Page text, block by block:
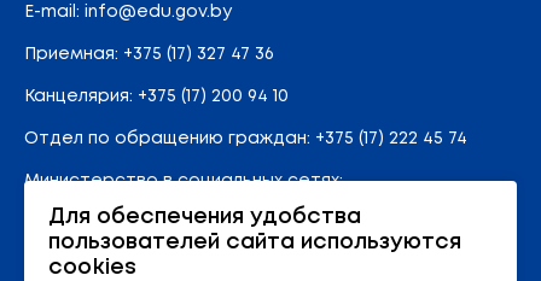
E-mail: info@edu.gov.by
Приемная: +375 (17) 327 47 36
Канцелярия: +375 (17) 200 94 10
Отдел по обращению граждан: +375 (17) 222 45 74
Министерство в социальных сетях:
Карта сайта
Для обеспечения удобства
пользователей сайта используются
cookies